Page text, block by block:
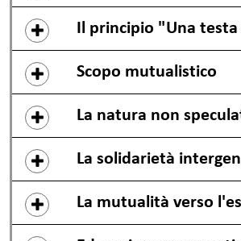
Il principio "Una
Scopo mutualistico
La natura non
La solidarietà
La mutualità verso